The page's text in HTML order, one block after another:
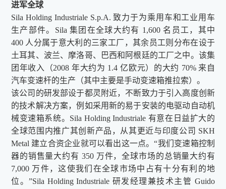
进军全球
Sila Holding Industriale S.p.A. 致力于为乘用车和工业用车
生产部件。Sila 集团在全球大约有 1,600 名员工，其中
400 人分属于意大利的三家工厂，其余员工则分布在设于
土耳其、波兰、摩洛哥、巴西和阿根廷的工厂之中。该集
团年收入（2008 年大约为 1.4 亿欧元）的大约 70% 来自
汽车变速杆的生产（其中主要是手动变速箱推拉索）。
该公司的研发部设于都灵附近，不断致力于引入高度创新
的技术解决方案，例如采用新的易于安装的电驱动自动机
械变速箱系统。Sila Holding Industriale 有意在日益扩大的
全球范围内推广其创新产品，从其更近与印度公司 SKH
Metal 建立合资企业就可以看出这一点。“我们变速箱控制
器的销售量大约有 350 万件，全球市场的总销量大约有
7,000 万件，这使我们在全球市场中占有十分有利的地
位。”Sila Holding Industriale 研发经理兼技术主管 Guido